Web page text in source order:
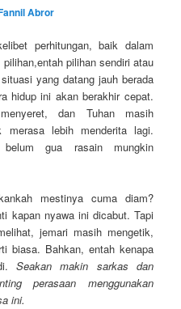
Abror
perhitungan, baik dalam
pilihan sendiri atau
yang datang jauh berada
hidup ini akan berakhir cepat.
dan Tuhan masih
merasa lebih menderita lagi.
gua rasain mungkin
mestinya cuma diam?
kapan nyawa ini dicabut. Tapi
jemari masih mengetik,
biasa. Bahkan, entah kenapa
Seakan makin sarkas dan
perasaan menggunakan
ini.